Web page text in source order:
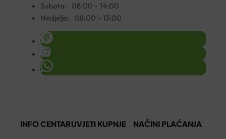
Subota:
08:00 – 14:00
Nedjelja:
08:00 – 13:00
INFO CENTARUVJETI KUPNJE NAČINI PLAĆANJA